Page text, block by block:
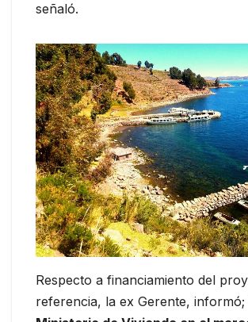
señaló.
Respecto a financiamiento del
referencia, la ex Gerente, informó;